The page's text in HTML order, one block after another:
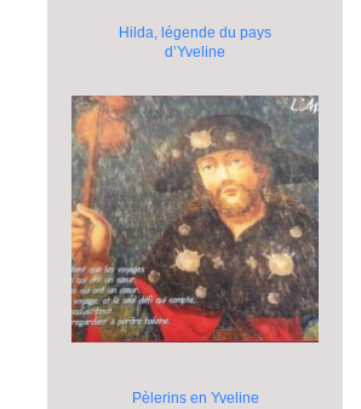
Hilda, légende du pays
d’Yveline
Pèlerins en Yveline